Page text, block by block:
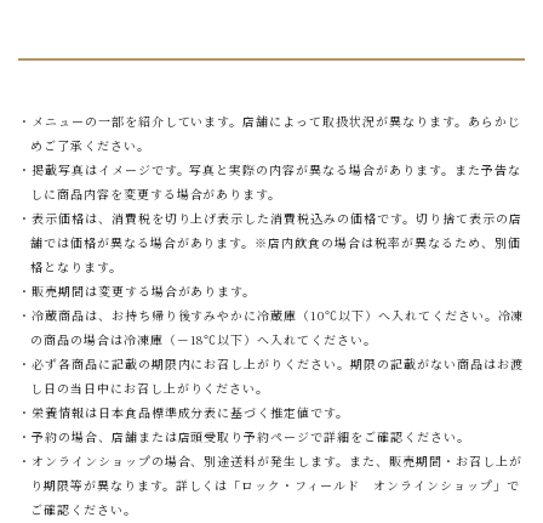
・メニューの一部を紹介しています。店舗によって取扱状況が異なります。あらかじ
めご了承ください。
・掲載写真はイメージです。写真と実際の内容が異なる場合があります。また予告な
しに商品内容を変更する場合があります。
・表示価格は、消費税を切り上げ表示した消費税込みの価格です。切り捨て表示の店
舗では価格が異なる場合があります。※店内飲食の場合は税率が異なるため、別価
格となります。
・販売期間は変更する場合があります。
・冷蔵商品は、お持ち帰り後すみやかに冷蔵庫（10℃以下）へ入れてください。冷凍
の商品の場合は冷凍庫（－18℃以下）へ入れてください。
・必ず各商品に記載の期限内にお召し上がりください。期限の記載がない商品はお渡
し日の当日中にお召し上がりください。
・栄養情報は日本食品標準成分表に基づく推定値です。
・予約の場合、店舗または店頭受取り予約ページで詳細をご確認ください。
・オンラインショップの場合、別途送料が発生します。また、販売期間・お召し上が
り期限等が異なります。詳しくは「ロック・フィールド オンラインショップ」で
ご確認ください。